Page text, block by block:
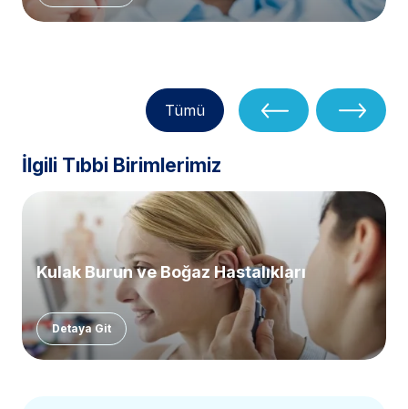
Tümü
İlgili Tıbbi Birimlerimiz
Kulak Burun ve Boğaz Hastalıkları
Detaya Git